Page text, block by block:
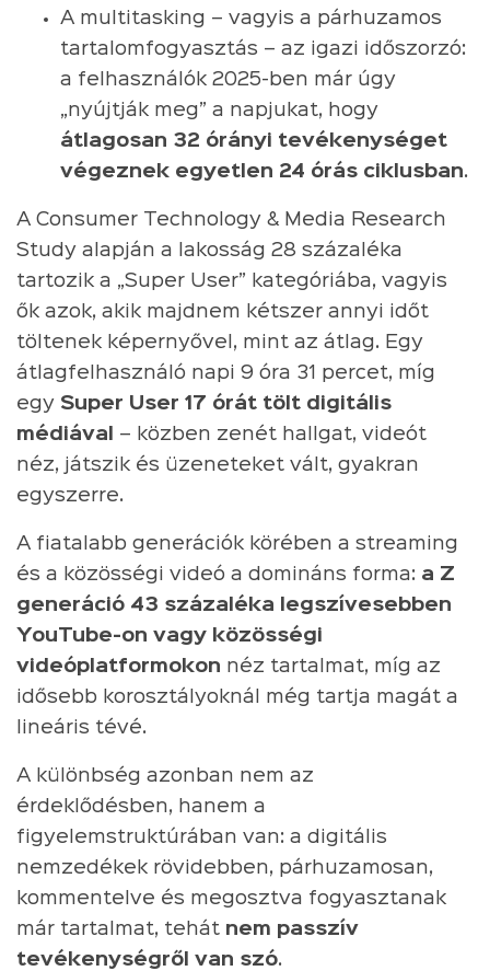
A multitasking – vagyis a párhuzamos
tartalomfogyasztás – az igazi időszorzó:
a felhasználók 2025-ben már úgy
„nyújtják meg” a napjukat, hogy
átlagosan 32 órányi tevékenységet
végeznek egyetlen 24 órás ciklusban.
A Consumer Technology & Media Research
Study alapján a lakosság 28 százaléka
tartozik a „Super User” kategóriába, vagyis
ők azok, akik majdnem kétszer annyi időt
töltenek képernyővel, mint az átlag. Egy
átlagfelhasználó napi 9 óra 31 percet, míg
egy Super User 17 órát tölt digitális
médiával
– közben zenét hallgat, videót
néz, játszik és üzeneteket vált, gyakran
egyszerre.
A fiatalabb generációk körében a streaming
és a közösségi videó a domináns forma: a Z
generáció 43 százaléka legszívesebben
YouTube-on vagy közösségi
videóplatformokon néz tartalmat, míg az
idősebb korosztályoknál még tartja magát a
lineáris tévé.
A különbség azonban nem az
érdeklődésben, hanem a
figyelemstruktúrában van: a digitális
nemzedékek rövidebben, párhuzamosan,
kommentelve és megosztva fogyasztanak
már tartalmat, tehát nem passzív
tevékenységről van szó.